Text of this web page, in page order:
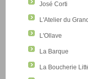
José Corti
L'Atelier du
L'Ollave
La Barque
La Boucherie